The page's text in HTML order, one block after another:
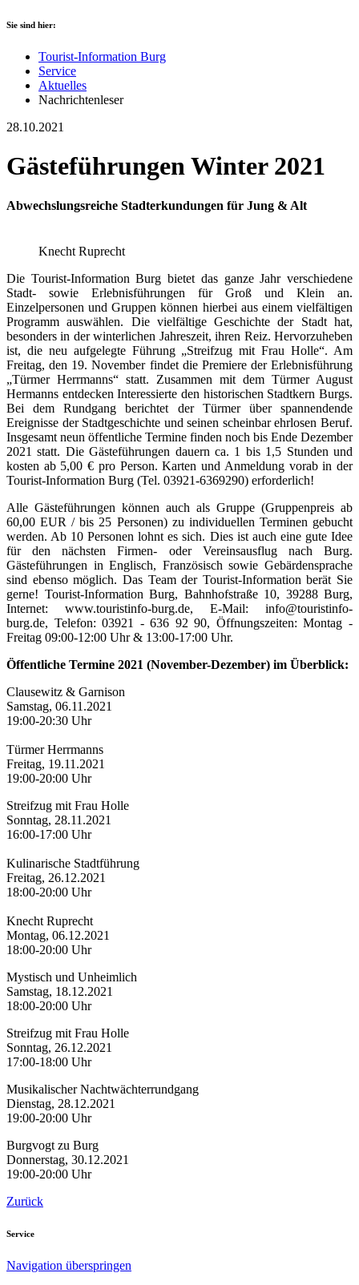
Sie sind hier:
Tourist-Information Burg
Service
Aktuelles
Nachrichtenleser
28.10.2021
Gästeführungen Winter 2021
Abwechslungsreiche Stadterkundungen für Jung & Alt
Knecht Ruprecht
Die Tourist-Information Burg bietet das ganze Jahr verschiedene
Stadt- sowie Erlebnisführungen für Groß und Klein an.
Einzelpersonen und Gruppen können hierbei aus einem vielfältigen
Programm auswählen. Die vielfältige Geschichte der Stadt hat,
besonders in der winterlichen Jahreszeit, ihren Reiz. Hervorzuheben
ist, die neu aufgelegte Führung „Streifzug mit Frau Holle“. Am
Freitag, den 19. November findet die Premiere der Erlebnisführung
„Türmer Herrmanns“ statt. Zusammen mit dem Türmer August
Hermanns entdecken Interessierte den historischen Stadtkern Burgs.
Bei dem Rundgang berichtet der Türmer über spannendende
Ereignisse der Stadtgeschichte und seinen scheinbar ehrlosen Beruf.
Insgesamt neun öffentliche Termine finden noch bis Ende Dezember
2021 statt. Die Gästeführungen dauern ca. 1 bis 1,5 Stunden und
kosten ab 5,00 € pro Person. Karten und Anmeldung vorab in der
Tourist-Information Burg (Tel. 03921-6369290) erforderlich!
Alle Gästeführungen können auch als Gruppe (Gruppenpreis ab
60,00 EUR / bis 25 Personen) zu individuellen Terminen gebucht
werden. Ab 10 Personen lohnt es sich. Dies ist auch eine gute Idee
für den nächsten Firmen- oder Vereinsausflug nach Burg.
Gästeführungen in Englisch, Französisch sowie Gebärdensprache
sind ebenso möglich. Das Team der Tourist-Information berät Sie
gerne! Tourist-Information Burg, Bahnhofstraße 10, 39288 Burg,
Internet: www.touristinfo-burg.de, E-Mail: info@touristinfo-
burg.de, Telefon: 03921 - 636 92 90, Öffnungszeiten: Montag -
Freitag 09:00-12:00 Uhr & 13:00-17:00 Uhr.
Öffentliche Termine 2021 (November-Dezember) im Überblick:
Clausewitz & Garnison
Samstag, 06.11.2021
19:00-20:30 Uhr
Türmer Herrmanns
Freitag, 19.11.2021
19:00-20:00 Uhr
Streifzug mit Frau Holle
Sonntag, 28.11.2021
16:00-17:00 Uhr
Kulinarische Stadtführung
Freitag, 26.12.2021
18:00-20:00 Uhr
Knecht Ruprecht
Montag, 06.12.2021
18:00-20:00 Uhr
Mystisch und Unheimlich
Samstag, 18.12.2021
18:00-20:00 Uhr
Streifzug mit Frau Holle
Sonntag, 26.12.2021
17:00-18:00 Uhr
Musikalischer Nachtwächterrundgang
Dienstag, 28.12.2021
19:00-20:00 Uhr
Burgvogt zu Burg
Donnerstag, 30.12.2021
19:00-20:00 Uhr
Zurück
Service
Navigation überspringen